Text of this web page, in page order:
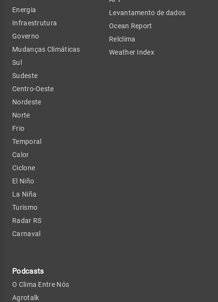
Energia
Infraestrutura
Governo
Mudanças Climáticas
Sul
Sudeste
Centro-Oeste
Nordeste
Norte
Frio
Temporal
Calor
Ciclone
El Niño
La Niña
Turismo
Radar RS
Carnaval
Podcasts
O Clima Entre Nós
Agrotalk
Levantamento de dados
Ocean Report
Relclima
Weather Index